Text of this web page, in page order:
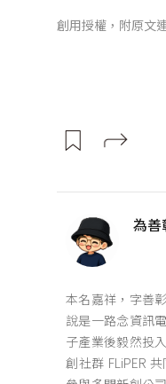
創用授權，附原文
為善
本名嘉祥，字善
說是一路念資訊
子產業後毅然投
創社群 FLiPER